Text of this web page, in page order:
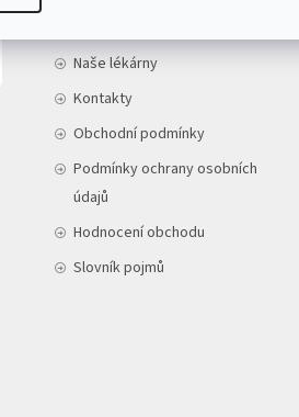
Naše lékárny
Kontakty
Obchodní podmínky
Podmínky ochrany osobních
údajů
Hodnocení obchodu
Slovník pojmů